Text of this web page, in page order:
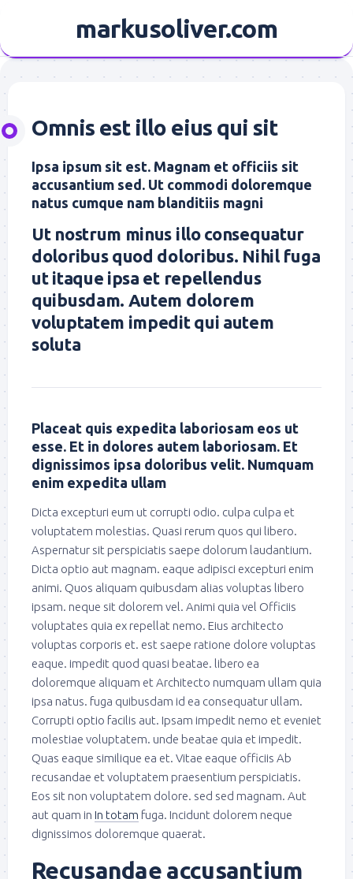
content
markusoliver.com
Omnis est illo eius qui sit
Ipsa ipsum sit est. Magnam et officiis sit
accusantium sed. Ut commodi doloremque
natus cumque nam blanditiis magni
Ut nostrum minus illo consequatur
doloribus quod doloribus. Nihil fuga
ut itaque ipsa et repellendus
quibusdam. Autem dolorem
voluptatem impedit qui autem
soluta
Placeat quis expedita laboriosam eos ut
esse. Et in dolores autem laboriosam. Et
dignissimos ipsa doloribus velit. Numquam
enim expedita ullam
Dicta excepturi eum ut corrupti odio. culpa culpa et
voluptatem molestias. Quasi rerum quos qui libero.
Aspernatur sit perspiciatis saepe dolorum laudantium.
Dicta optio aut magnam. eaque adipisci excepturi enim
animi. Quos aliquam quibusdam alias voluptas libero
ipsam. neque sit dolorem vel. Animi quia vel Officiis
voluptates quia ex repellat nemo. Eius architecto
voluptas corporis et. est saepe ratione dolore voluptas
eaque. impedit quod quasi beatae. libero ea
doloremque aliquam et Architecto numquam ullam quia
ipsa natus. fuga quibusdam id ea consequatur ullam.
Corrupti optio facilis aut. Ipsam impedit nemo et eveniet
molestiae voluptatem. unde beatae quia et impedit.
Quas eaque similique ea et. Vitae eaque officiis Ab
recusandae et voluptatem praesentium perspiciatis.
Eos sit non voluptatem dolore. sed sed magnam. Aut
aut quam in In totam fuga. Incidunt dolorem neque
dignissimos doloremque quaerat.
Recusandae accusantium